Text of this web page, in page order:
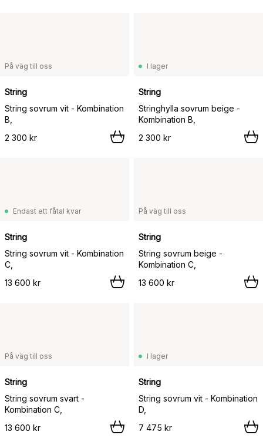
På väg till oss
String
String sovrum vit - Kombination
B,
2 300 kr
I lager
String
Stringhylla sovrum beige -
Kombination B,
2 300 kr
Endast ett fåtal kvar
String
String sovrum vit - Kombination
C,
13 600 kr
På väg till oss
String
String sovrum beige -
Kombination C,
13 600 kr
På väg till oss
String
String sovrum svart -
Kombination C,
13 600 kr
I lager
String
String sovrum vit - Kombination
D,
7 475 kr